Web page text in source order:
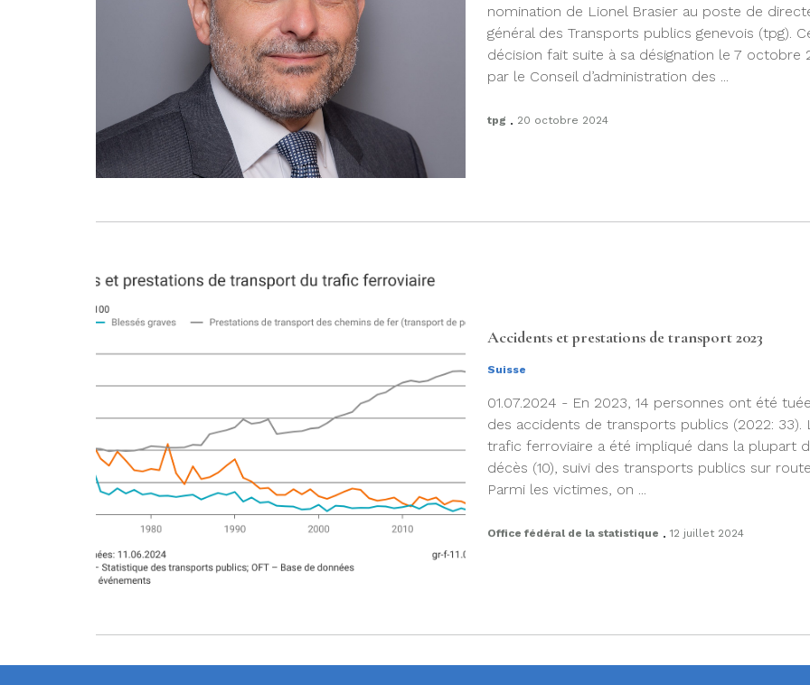
nomination de Lionel Brasier au poste de
général des Transports publics genevois (tpg).
décision fait suite à sa désignation le 7 octobre
par le Conseil d’administration des ...
tpg . 20 octobre 2024
Accidents et prestations de transport 2023
Suisse
01.07.2024 - En 2023, 14 personnes ont été
des accidents de transports publics (2022: 33).
trafic ferroviaire a été impliqué dans la plupart
décès (10), suivi des transports publics sur route
Parmi les victimes, on ...
Office fédéral de la statistique . 12 juillet 2024